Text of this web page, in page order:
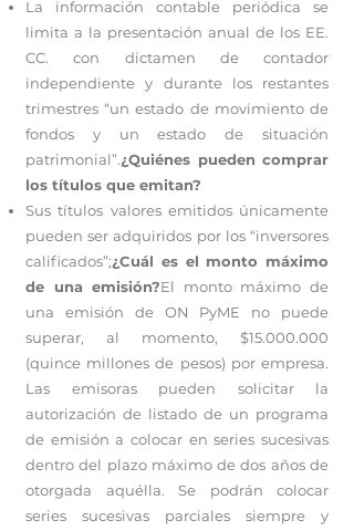
La información contable periódica se
limita a la presentación anual de los EE.
CC. con dictamen de contador
independiente y durante los restantes
trimestres “un estado de movimiento de
fondos y un estado de situación
patrimonial”.¿Quiénes pueden comprar
los títulos que emitan?
Sus títulos valores emitidos únicamente
pueden ser adquiridos por los “inversores
calificados”;¿Cuál es el monto máximo
de una emisión?El monto máximo de
una emisión de ON PyME no puede
superar, al momento, $15.000.000
(quince millones de pesos) por empresa.
Las emisoras pueden solicitar la
autorización de listado de un programa
de emisión a colocar en series sucesivas
dentro del plazo máximo de dos años de
otorgada aquélla. Se podrán colocar
series sucesivas parciales siempre y